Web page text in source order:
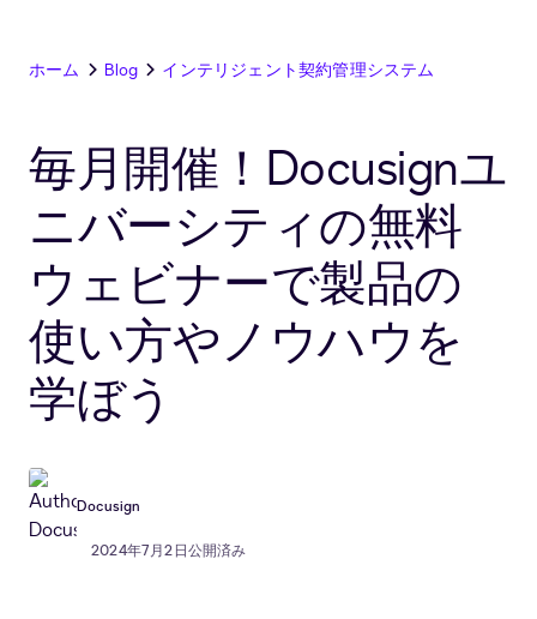
ホーム Blog インテリジェント契約管理システム
毎月開催！Docusignユ
ニバーシティの無料
ウェビナーで製品の
使い方やノウハウを
学ぼう
Docusign
2024年7月2日公開済み